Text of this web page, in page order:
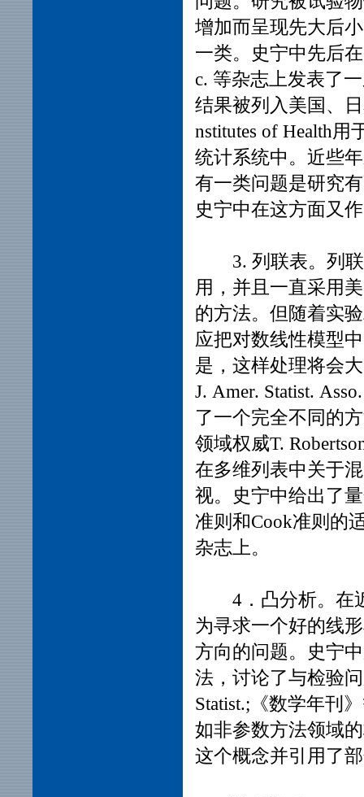
增加而呈现先大后
一类。史宁中先后在
c. 等杂志上发表了
结果被列入美国、
nstitutes of Health
统计系统中。近些
有一类问题是研究
史宁中在这方面又
3. 列联表。列联
用，并且一直采用
的方法。但随着实
应把对数线性模型
是，这样处理将会
J. Amer. Statist.
了一个完全不同的
领域权威T.
在多维列表中关于
视。史宁中给出了
准则和Cook准则的
杂志上。
4．凸分析。在近
为寻求一个好的线
方向的问题。史宁
法，讨论了与检验
Statist.;《数学年刊
如非参数方法领域
这个概念并引用了